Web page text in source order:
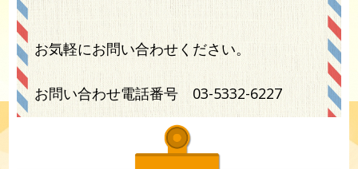
お気軽にお問い合わせください。
お問い合わせ電話番号 03-5332-6227